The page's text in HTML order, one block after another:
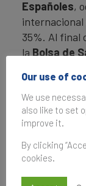
Españoles,
internacional
35%. Al final
la Bolsa de
FIN
Nota para
Hace más
estableció
marketing y
ha sido
Our use of
We use
also like to set
improve it.
By clicking
cookies.